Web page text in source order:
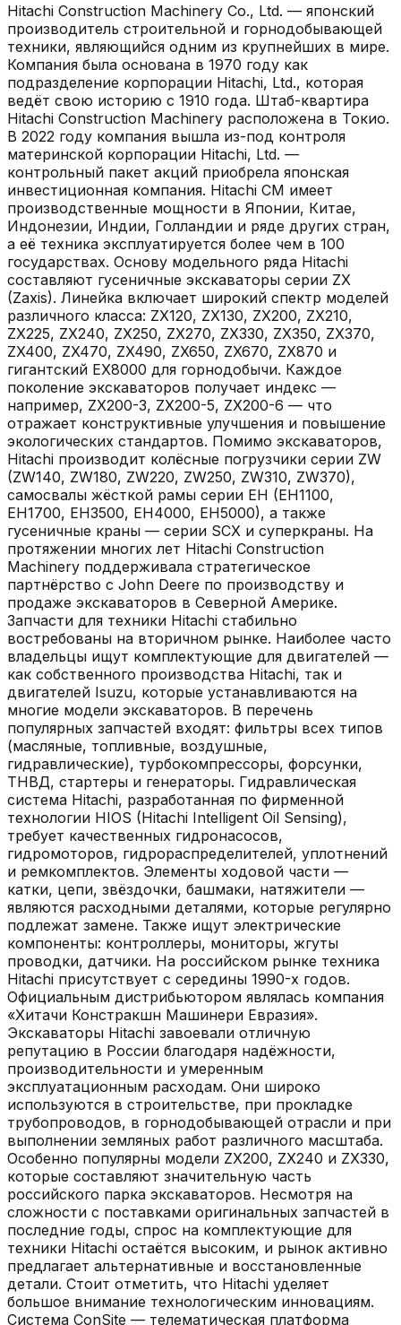
Hitachi Construction Machinery Co., Ltd. — японский
производитель строительной и горнодобывающей
техники, являющийся одним из крупнейших в мире.
Компания была основана в 1970 году как
подразделение корпорации Hitachi, Ltd., которая
ведёт свою историю с 1910 года. Штаб-квартира
Hitachi Construction Machinery расположена в Токио.
В 2022 году компания вышла из-под контроля
материнской корпорации Hitachi, Ltd. —
контрольный пакет акций приобрела японская
инвестиционная компания. Hitachi CM имеет
производственные мощности в Японии, Китае,
Индонезии, Индии, Голландии и ряде других стран,
а её техника эксплуатируется более чем в 100
государствах. Основу модельного ряда Hitachi
составляют гусеничные экскаваторы серии ZX
(Zaxis). Линейка включает широкий спектр моделей
различного класса: ZX120, ZX130, ZX200, ZX210,
ZX225, ZX240, ZX250, ZX270, ZX330, ZX350, ZX370,
ZX400, ZX470, ZX490, ZX650, ZX670, ZX870 и
гигантский EX8000 для горнодобычи. Каждое
поколение экскаваторов получает индекс —
например, ZX200-3, ZX200-5, ZX200-6 — что
отражает конструктивные улучшения и повышение
экологических стандартов. Помимо экскаваторов,
Hitachi производит колёсные погрузчики серии ZW
(ZW140, ZW180, ZW220, ZW250, ZW310, ZW370),
самосвалы жёсткой рамы серии EH (EH1100,
EH1700, EH3500, EH4000, EH5000), а также
гусеничные краны — серии SCX и суперкраны. На
протяжении многих лет Hitachi Construction
Machinery поддерживала стратегическое
партнёрство с John Deere по производству и
продаже экскаваторов в Северной Америке.
Запчасти для техники Hitachi стабильно
востребованы на вторичном рынке. Наиболее часто
владельцы ищут комплектующие для двигателей —
как собственного производства Hitachi, так и
двигателей Isuzu, которые устанавливаются на
многие модели экскаваторов. В перечень
популярных запчастей входят: фильтры всех типов
(масляные, топливные, воздушные,
гидравлические), турбокомпрессоры, форсунки,
ТНВД, стартеры и генераторы. Гидравлическая
система Hitachi, разработанная по фирменной
технологии HIOS (Hitachi Intelligent Oil Sensing),
требует качественных гидронасосов,
гидромоторов, гидрораспределителей, уплотнений
и ремкомплектов. Элементы ходовой части —
катки, цепи, звёздочки, башмаки, натяжители —
являются расходными деталями, которые регулярно
подлежат замене. Также ищут электрические
компоненты: контроллеры, мониторы, жгуты
проводки, датчики. На российском рынке техника
Hitachi присутствует с середины 1990-х годов.
Официальным дистрибьютором являлась компания
«Хитачи Констракшн Машинери Евразия».
Экскаваторы Hitachi завоевали отличную
репутацию в России благодаря надёжности,
производительности и умеренным
эксплуатационным расходам. Они широко
используются в строительстве, при прокладке
трубопроводов, в горнодобывающей отрасли и при
выполнении земляных работ различного масштаба.
Особенно популярны модели ZX200, ZX240 и ZX330,
которые составляют значительную часть
российского парка экскаваторов. Несмотря на
сложности с поставками оригинальных запчастей в
последние годы, спрос на комплектующие для
техники Hitachi остаётся высоким, и рынок активно
предлагает альтернативные и восстановленные
детали. Стоит отметить, что Hitachi уделяет
большое внимание технологическим инновациям.
Система ConSite — телематическая платформа